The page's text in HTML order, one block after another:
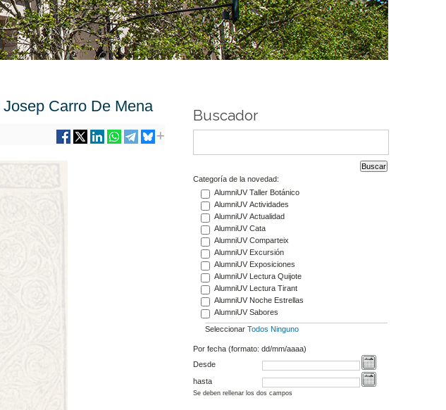
Carro De Mena
Buscador
Categoría de la novedad:
AlumniUV Taller Botánico
AlumniUV Actividades
AlumniUV Actualidad
AlumniUV Cata
AlumniUV Comparteix
AlumniUV Excursión
AlumniUV Exposiciones
AlumniUV Lectura Quijote
AlumniUV Lectura Tirant
AlumniUV Noche Estrellas
AlumniUV Sabores
Seleccionar Todos Ninguno
Por fecha (formato: dd/mm/aaaa)
Desde
hasta
Se deben rellenar los dos campos